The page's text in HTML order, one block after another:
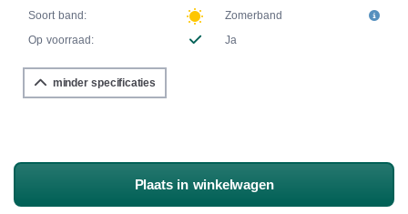
Soort band:
Zomerband
Op voorraad:
Ja
minder specificaties
Plaats in winkelwagen